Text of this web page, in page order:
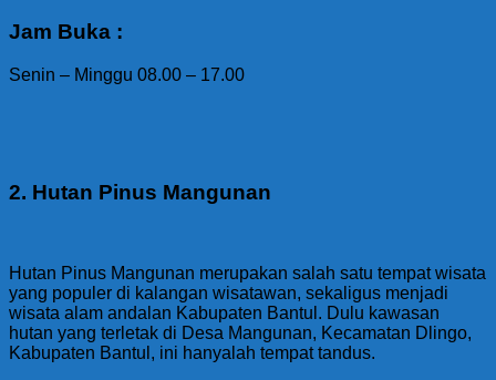
Jam Buka :
Senin – Minggu 08.00 – 17.00
2. Hutan Pinus Mangunan
Hutan Pinus Mangunan merupakan salah satu tempat wisata
yang populer di kalangan wisatawan, sekaligus menjadi
wisata alam andalan Kabupaten Bantul. Dulu kawasan
hutan yang terletak di Desa Mangunan, Kecamatan Dlingo,
Kabupaten Bantul, ini hanyalah tempat tandus.